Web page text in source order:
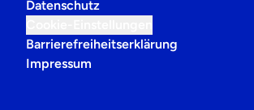
Datenschutz
Barrierefreiheitserklärung
Impressum